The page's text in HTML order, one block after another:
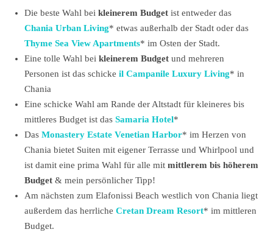
Die beste Wahl bei kleinerem Budget ist entweder das
Chania Urban Living* etwas außerhalb der Stadt oder das
Thyme Sea View Apartments* im Osten der Stadt.
Eine tolle Wahl bei kleinerem Budget und mehreren
Personen ist das schicke il Campanile Luxury Living* in
Chania
Eine schicke Wahl am Rande der Altstadt für kleineres bis
mittleres Budget ist das Samaria Hotel*
Das Monastery Estate Venetian Harbor* im Herzen von
Chania bietet Suiten mit eigener Terrasse und Whirlpool und
ist damit eine prima Wahl für alle mit mittlerem bis höherem
Budget & mein persönlicher Tipp!
Am nächsten zum Elafonissi Beach westlich von Chania liegt
außerdem das herrliche Cretan Dream Resort* im mittleren
Budget.